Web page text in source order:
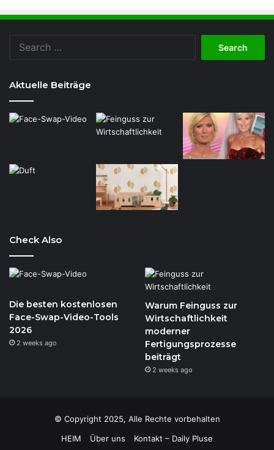
Aktuelle Beiträge
Check Also
Die besten kostenlosen
Face-Swap-Video-Tools
2026
2 weeks ago
Warum Feinguss zur
Wirtschaftlichkeit
moderner
Fertigungsprozesse
beiträgt
2 weeks ago
© Copyright 2025, Alle Rechte vorbehalten
HEIM
Über uns Kontakt – Daily Pluse